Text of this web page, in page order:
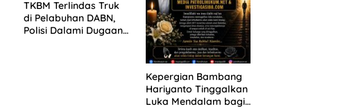
TKBM Terlindas Truk
di Pelabuhan DABN,
Polisi Dalami Dugaan
Kepergian Bambang
Hariyanto Tinggalkan
Luka Mendalam bagi